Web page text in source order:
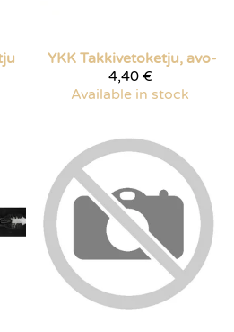
YKK Takkivetoketju, avo-
4,40 €
Available in stock